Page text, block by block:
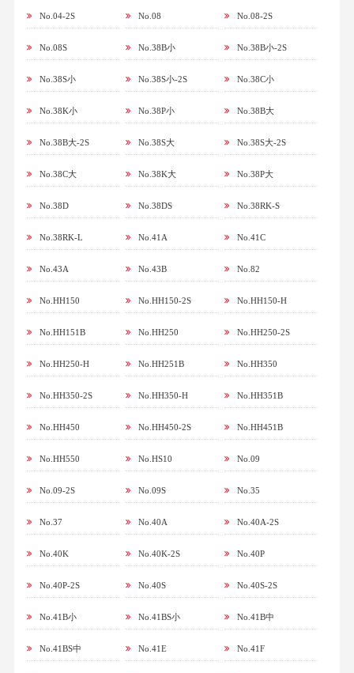
No.04-2S No.08 No.08-2S
No.08S No.38B小 No.38B小-2S
No.38S小 No.38S小-2S No.38C小
No.38K小 No.38P小 No.38B大
No.38B大-2S No.38S大 No.38S大-2S
No.38C大 No.38K大 No.38P大
No.38D No.38DS No.38RK-S
No.38RK-L No.41A No.41C
No.43A No.43B No.82
No.HH150 No.HH150-2S No.HH150-H
No.HH151B No.HH250 No.HH250-2S
No.HH250-H No.HH251B No.HH350
No.HH350-2S No.HH350-H No.HH351B
No.HH450 No.HH450-2S No.HH451B
No.HH550 No.HS10 No.09
No.09-2S No.09S No.35
No.37 No.40A No.40A-2S
No.40K No.40K-2S No.40P
No.40P-2S No.40S No.40S-2S
No.41B小 No.41BS小 No.41B中
No.41BS中 No.41E No.41F